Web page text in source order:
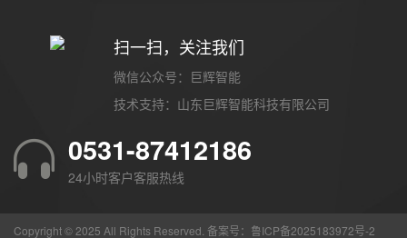
扫一扫，关注我们
微信公众号：巨辉智能
技术支持： 山东巨辉智能科技有限公司
0531-87412186
24小时客户客服热线
Copyright © 2025 All Rights Reserved. 备案号： 鲁ICP备2025183972号-2